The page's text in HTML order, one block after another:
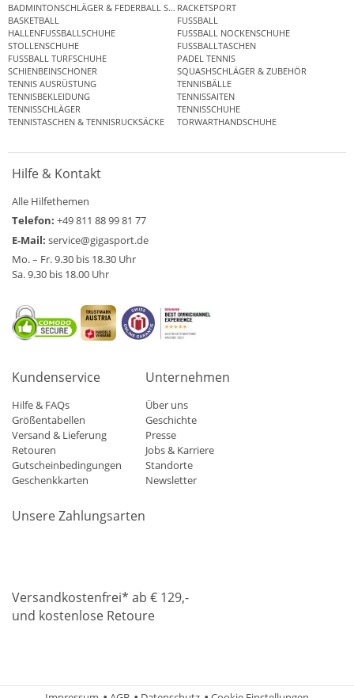
BADMINTONSCHLÄGER & FEDERBALL SETSRACKETSPORT
BASKETBALL
FUSSBALL
HALLENFUSSBALLSCHUHE
FUSSBALL NOCKENSCHUHE
STOLLENSCHUHE
FUSSBALLTASCHEN
FUSSBALL TURFSCHUHE
PADEL TENNIS
SCHIENBEINSCHONER
SQUASHSCHLÄGER & ZUBEHÖR
TENNIS AUSRÜSTUNG
TENNISBÄLLE
TENNISBEKLEIDUNG
TENNISSAITEN
TENNISSCHLÄGER
TENNISSCHUHE
TENNISTASCHEN & TENNISRUCKSÄCKE
TORWARTHANDSCHUHE
Hilfe & Kontakt
Alle Hilfethemen
Telefon: +49 811 88 99 81 77
E-Mail: service@gigasport.de
Mo. – Fr. 9.30 bis 18.30 Uhr
Sa. 9.30 bis 18.00 Uhr
Kundenservice
Hilfe & FAQs
Größentabellen
Versand & Lieferung
Retouren
Gutscheinbedingungen
Geschenkkarten
Unternehmen
Über uns
Geschichte
Presse
Jobs & Karriere
Standorte
Newsletter
Unsere Zahlungsarten
Versandkostenfrei* ab € 129,-
und kostenlose Retoure